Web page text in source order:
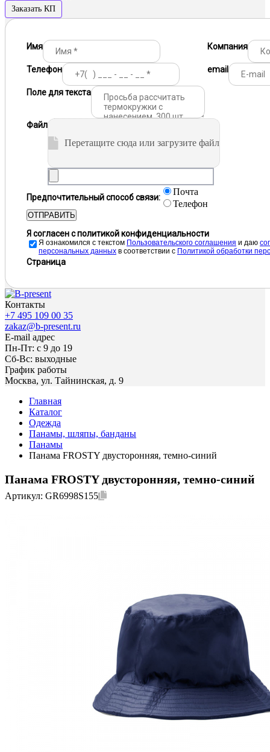
Заказать КП
Имя Компания
Телефон email
Поле для текста
Файл
Перетащите сюда или загрузите файл
Предпочтительный способ связи:
Почта
Телефон
ОТПРАВИТЬ
Я согласен с политикой конфиденциальности
Я ознакомился с текстом Пользовательского соглашения и даю
персональных данных в соответствии с Политикой обработки
Страница
Контакты
+7 495 109 00 35
zakaz@b-present.ru
E-mail адрес
Пн-Пт: с 9 до 19
Сб-Вс: выходные
График работы
Москва, ул. Тайнинская, д. 9
Главная
Каталог
Одежда
Панамы, шляпы, банданы
Панамы
Панама FROSTY двусторонняя, темно-синий
Панама FROSTY двусторонняя, темно-синий
Артикул: GR6998S155